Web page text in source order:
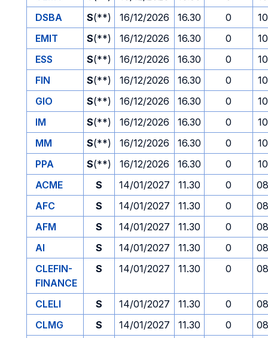
DSBA
S(**) 16/12/2026 16.30 0
EMIT
S(**) 16/12/2026 16.30 0
ESS
S(**) 16/12/2026 16.30 0
FIN
S(**) 16/12/2026 16.30 0
GIO
S(**) 16/12/2026 16.30 0
IM
S(**) 16/12/2026 16.30 0
MM
S(**) 16/12/2026 16.30 0
PPA
S(**) 16/12/2026 16.30 0
ACME
S 14/01/2027 11.30 0
AFC
S 14/01/2027 11.30 0
AFM
S 14/01/2027 11.30 0
AI
S 14/01/2027 11.30 0
CLEFIN-
FINANCE
S 14/01/2027 11.30 0
CLELI S 14/01/2027 11.30 0
CLMG
S 14/01/2027 11.30 0